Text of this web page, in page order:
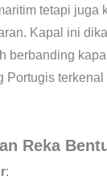
tetapi juga
Kapal ini
berbanding kapal
Portugis terkenal
Reka
: